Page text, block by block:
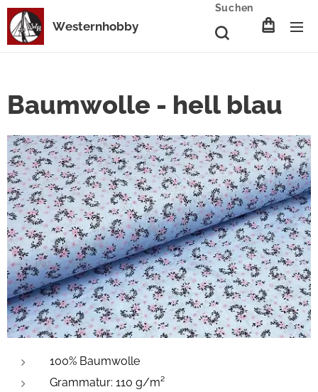
Westernhobby
Suchen
Baumwolle - hell blau
100% Baumwolle
Grammatur: 110 g/m²